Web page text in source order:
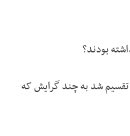
بودند؟
شد به چند گرایش که